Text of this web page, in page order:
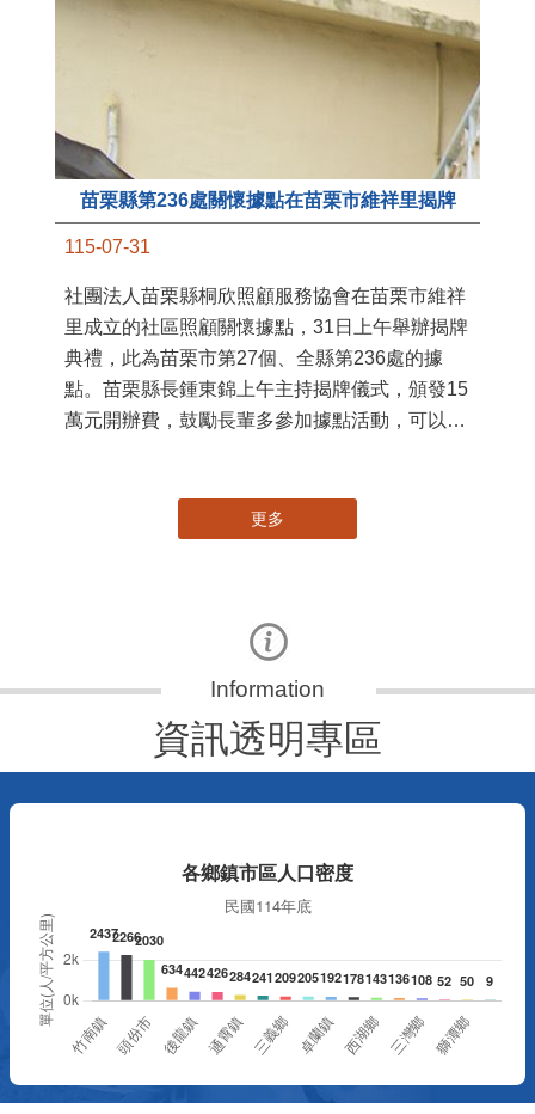
苗栗縣第236處關懷據點在苗栗市維祥里揭牌
115-07-31
社團法人苗栗縣桐欣照顧服務協會在苗栗市維祥
里成立的社區照顧關懷據點，31日上午舉辦揭牌
典禮，此為苗栗市第27個、全縣第236處的據
點。苗栗縣長鍾東錦上午主持揭牌儀式，頒發15
萬元開辦費，鼓勵長輩多參加據點活動，可以更
資訊透明專區